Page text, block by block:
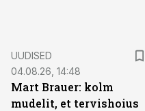
UUDISED
04.08.26, 14:48
Mart Brauer: kolm
mudelit, et tervishoius